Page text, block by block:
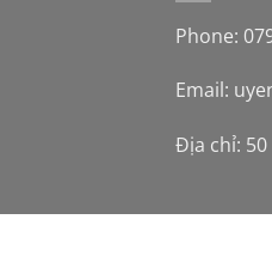
Phone:
Email:
Địa chỉ: